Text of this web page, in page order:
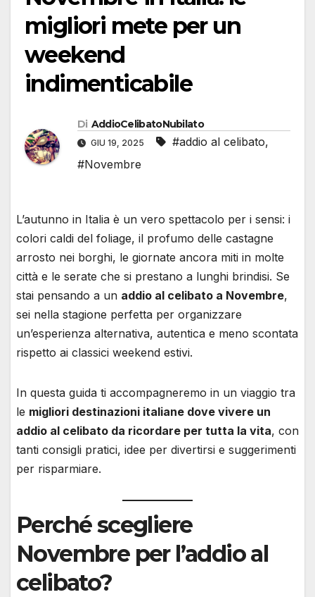
migliori mete per un
weekend
indimenticabile
Di AddioCelibatoNubilato
GIU 19, 2025 #addio al celibato,
#Novembre
L’autunno in Italia è un vero spettacolo per i sensi: i
colori caldi del foliage, il profumo delle castagne
arrosto nei borghi, le giornate ancora miti in molte
città e le serate che si prestano a lunghi brindisi. Se
stai pensando a un addio al celibato a Novembre,
sei nella stagione perfetta per organizzare
un’esperienza alternativa, autentica e meno scontata
rispetto ai classici weekend estivi.
In questa guida ti accompagneremo in un viaggio tra
le migliori destinazioni italiane dove vivere un
addio al celibato da ricordare per tutta la vita, con
tanti consigli pratici, idee per divertirsi e suggerimenti
per risparmiare.
Perché scegliere
Novembre per l’addio al
celibato?